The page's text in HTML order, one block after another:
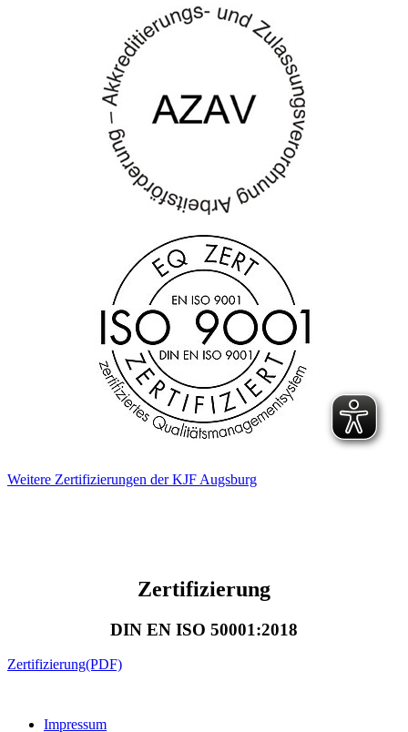
Weitere Zertifizierungen der KJF Augsburg
Zertifizierung
DIN EN ISO 50001:2018
Zertifizierung(PDF)
Impressum